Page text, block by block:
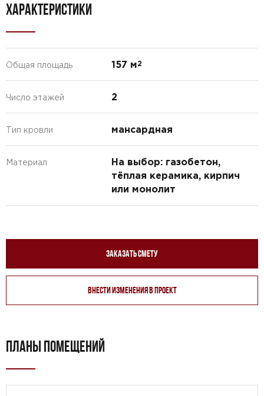
ХАРАКТЕРИСТИКИ
Общая площадь 157 м2
Число этажей 2
Тип кровли мансардная
Материал
На выбор: газобетон,
тёплая керамика, кирпич
или монолит
Заказать смету
Внести изменения в проект
ПЛАНЫ ПОМЕЩЕНИЙ